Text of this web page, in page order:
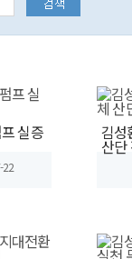
실증
22
김성
산단